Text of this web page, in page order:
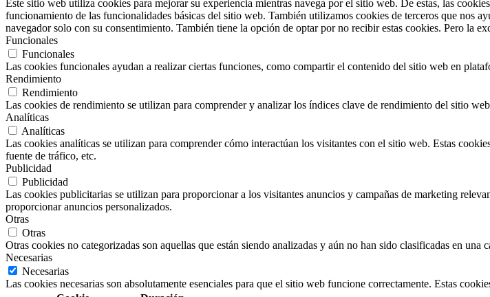
Este sitio web utiliza cookies para mejorar su experiencia mientras navega por el sitio web. De estas, las
funcionamiento de las funcionalidades básicas del sitio web. También utilizamos cookies de terceros que nos
navegador solo con su consentimiento. También tiene la opción de optar por no recibir estas cookies. Pero la
Funcionales
Funcionales
Las cookies funcionales ayudan a realizar ciertas funciones, como compartir el contenido del sitio web en
Rendimiento
Rendimiento
Las cookies de rendimiento se utilizan para comprender y analizar los índices clave de rendimiento del sitio
Analíticas
Analíticas
Las cookies analíticas se utilizan para comprender cómo interactúan los visitantes con el sitio web. Estas
fuente de tráfico, etc.
Publicidad
Publicidad
Las cookies publicitarias se utilizan para proporcionar a los visitantes anuncios y campañas de marketing
proporcionar anuncios personalizados.
Otras
Otras
Otras cookies no categorizadas son aquellas que están siendo analizadas y aún no han sido clasificadas en una
Necesarias
Necesarias
Las cookies necesarias son absolutamente esenciales para que el sitio web funcione correctamente. Estas